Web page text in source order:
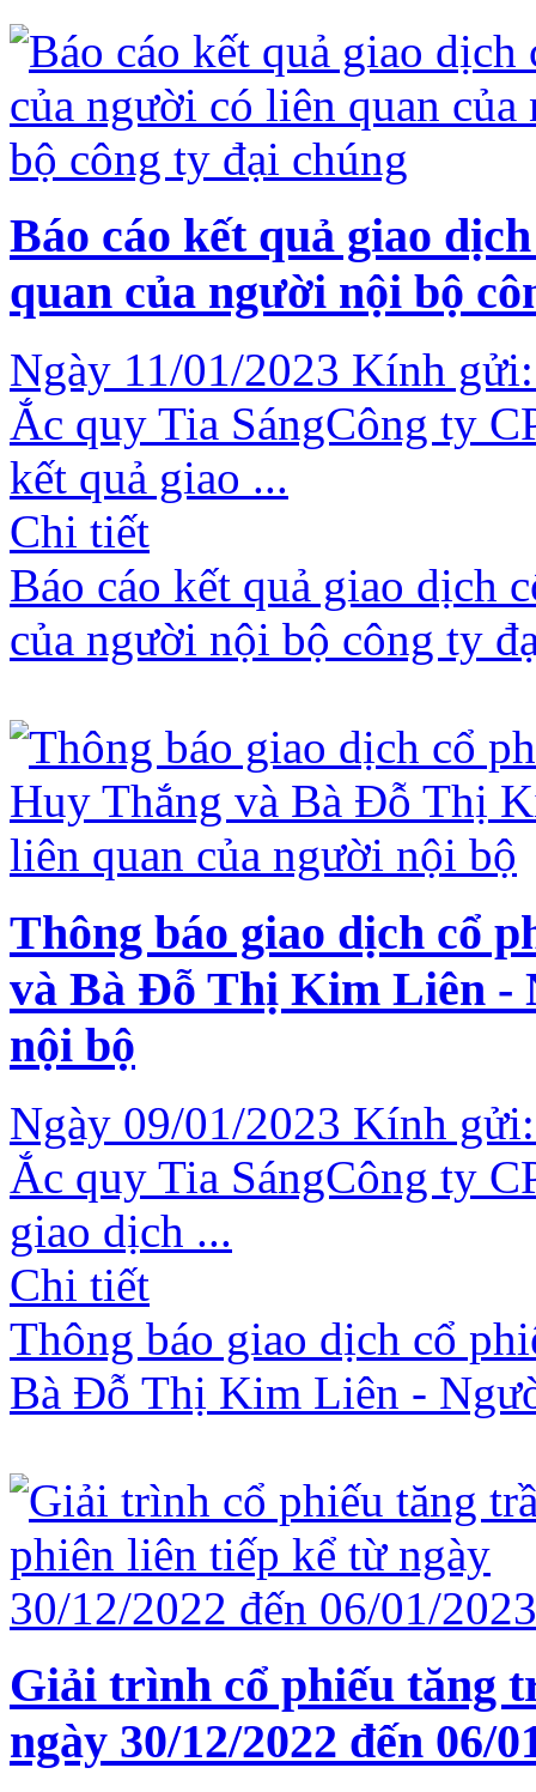
Báo cáo kết quả giao
quan của người nội bộ
Ngày 11/01/2023 Kính
Ắc quy Tia SángCông ty
kết quả giao ...
Chi tiết
Báo cáo kết quả giao dịch
của người nội bộ công ty
Thông báo giao dịch cổ
và Bà Đỗ Thị Kim Liên -
nội bộ
Ngày 09/01/2023 Kính
Ắc quy Tia SángCông ty
giao dịch ...
Chi tiết
Thông báo giao dịch cổ
Bà Đỗ Thị Kim Liên -
Giải trình cổ phiếu tăng
ngày 30/12/2022 đến 06/